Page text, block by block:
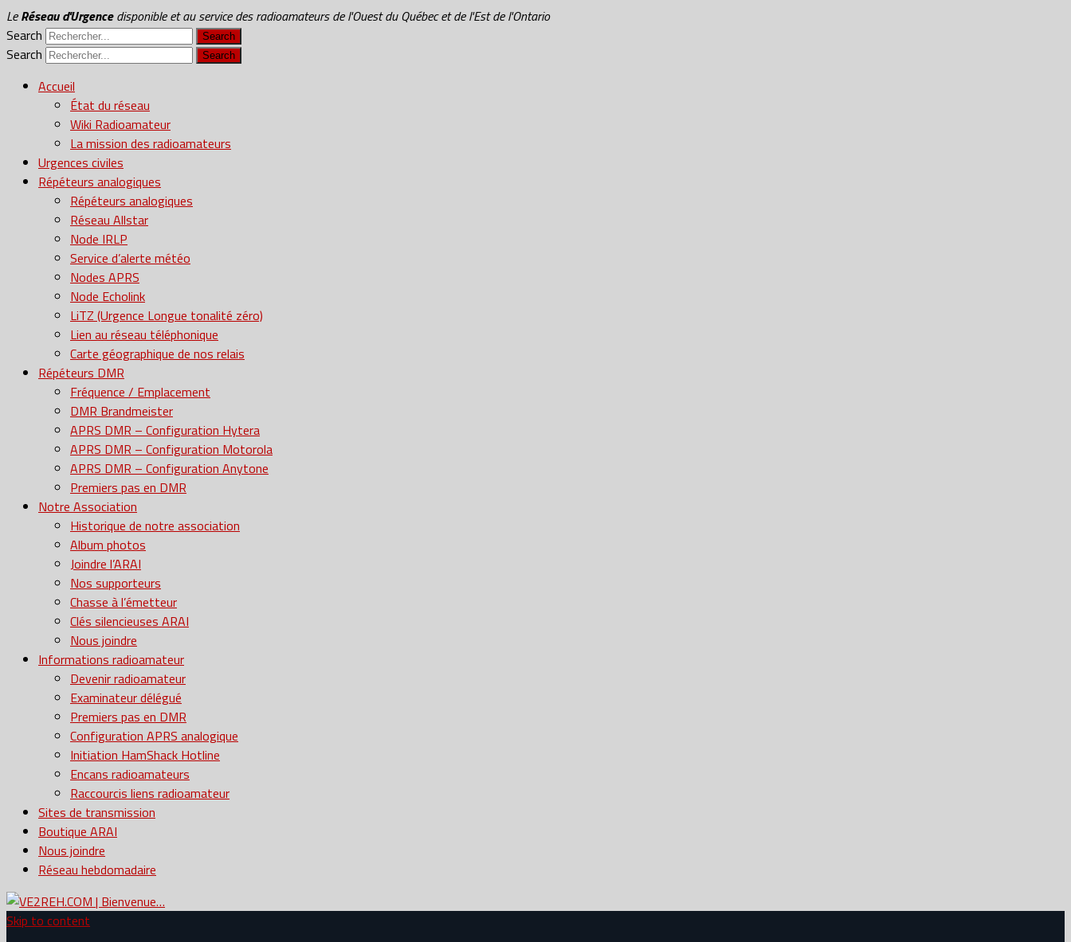
LeRéseau d'Urgencedisponible et au service des radioamateurs de l'Ouest du Québec et de l'Est de l'Ontario
Search
Search
Accueil
État du réseau
Wiki Radioamateur
La mission des radioamateurs
Urgences civiles
Répéteurs analogiques
Répéteurs analogiques
Réseau Allstar
Node IRLP
Service d’alerte météo
Nodes APRS
Node Echolink
LiTZ (Urgence Longue tonalité zéro)
Lien au réseau téléphonique
Carte géographique de nos relais
Répéteurs DMR
Fréquence / Emplacement
DMR Brandmeister
APRS DMR – Configuration Hytera
APRS DMR – Configuration Motorola
APRS DMR – Configuration Anytone
Premiers pas en DMR
Notre Association
Historique de notre association
Album photos
Joindre l’ARAI
Nos supporteurs
Chasse à l’émetteur
Clés silencieuses ARAI
Nous joindre
Informations radioamateur
Devenir radioamateur
Examinateur délégué
Premiers pas en DMR
Configuration APRS analogique
Initiation HamShack Hotline
Encans radioamateurs
Raccourcis liens radioamateur
Sites de transmission
Boutique ARAI
Nous joindre
Réseau hebdomadaire
Skip to content